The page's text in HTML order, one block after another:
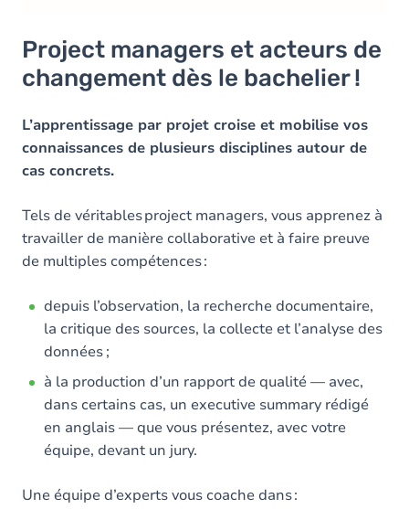
Project managers et acteurs de
changement dès le bachelier !
L’apprentissage par projet croise et mobilise vos
connaissances de plusieurs disciplines autour de
cas concrets.
Tels de véritables project managers, vous apprenez à
travailler de manière collaborative et à faire preuve
de multiples compétences :
depuis l’observation, la recherche documentaire,
la critique des sources, la collecte et l’analyse des
données ;
à la production d’un rapport de qualité — avec,
dans certains cas, un executive summary rédigé
en anglais — que vous présentez, avec votre
équipe, devant un jury.
Une équipe d’experts vous coache dans :